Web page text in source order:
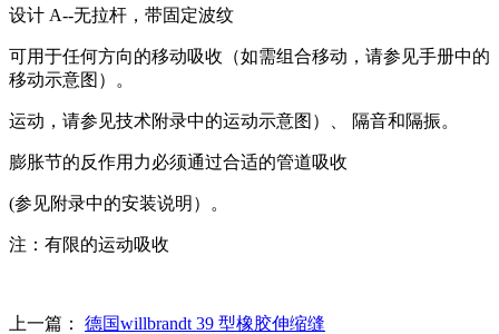
设计 A--无拉杆，带固定波纹
可用于任何方向的移动吸收（如需组合移动，请参见手册中的
移动示意图）。
运动，请参见技术附录中的运动示意图）、 隔音和隔振。
膨胀节的反作用力必须通过合适的管道吸收
(参见附录中的安装说明）。
注：有限的运动吸收
上一篇： 德国willbrandt 39 型橡胶伸缩缝